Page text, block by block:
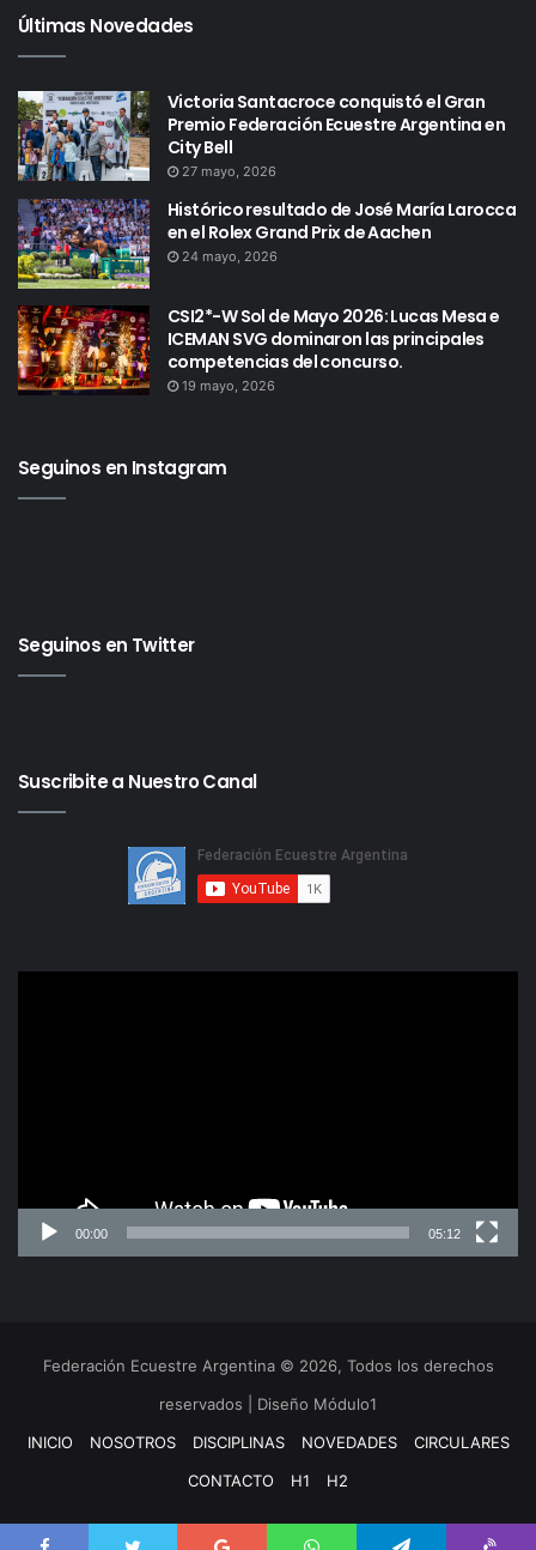
Últimas Novedades
Victoria Santacroce conquistó el Gran
Premio Federación Ecuestre Argentina en
City Bell
27 mayo, 2026
Histórico resultado de José María Larocca
en el Rolex Grand Prix de Aachen
24 mayo, 2026
CSI2*-W Sol de Mayo 2026: Lucas Mesa e
ICEMAN SVG dominaron las principales
competencias del concurso.
19 mayo, 2026
Seguinos en Instagram
Seguinos en Twitter
Suscribite a Nuestro Canal
00:00 05:12
Federación Ecuestre Argentina © 2026, Todos los derechos
reservados | Diseño Módulo1
INICIO
NOSOTROS DISCIPLINAS NOVEDADES
CIRCULARES
CONTACTO
H1 H2